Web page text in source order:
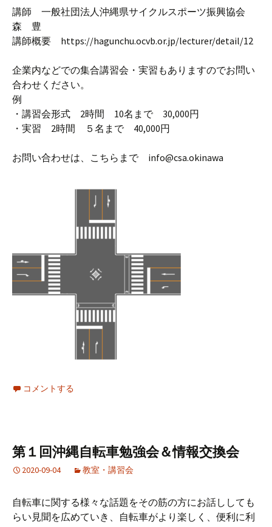
講師 一般社団法人沖縄県サイクルスポーツ振興協会
森 豊
講師概要 https://hagunchu.ocvb.or.jp/lecturer/detail/12
企業内などでの集合講習会・実習もありますのでお問い
合わせください。
例
・講習会形式 2時間 10名まで 30,000円
・実習 2時間 ５名まで 40,000円
お問い合わせは、こちらまで info@csa.okinawa
コメントする
第１回沖縄自転車勉強会＆情報交換会
2020-09-04 教室・講習会
自転車に関する様々な話題をその筋の方にお話ししても
らい見聞を広めていき、自転車がより楽しく、便利に利